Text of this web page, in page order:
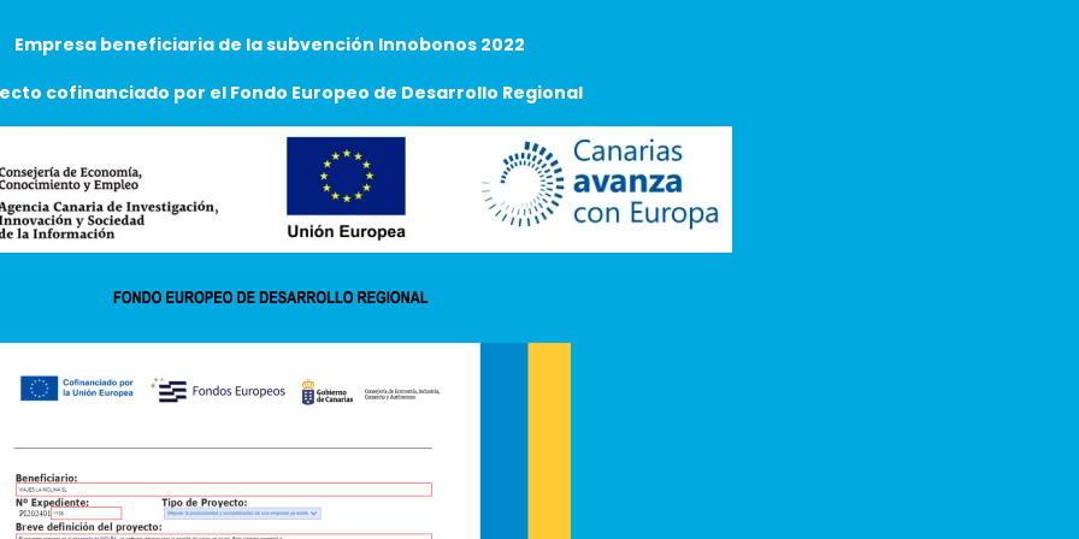
Empresa beneficiaria de la subvención Innobonos 2022
cofinanciado por el Fondo Europeo de Desarrollo Regional